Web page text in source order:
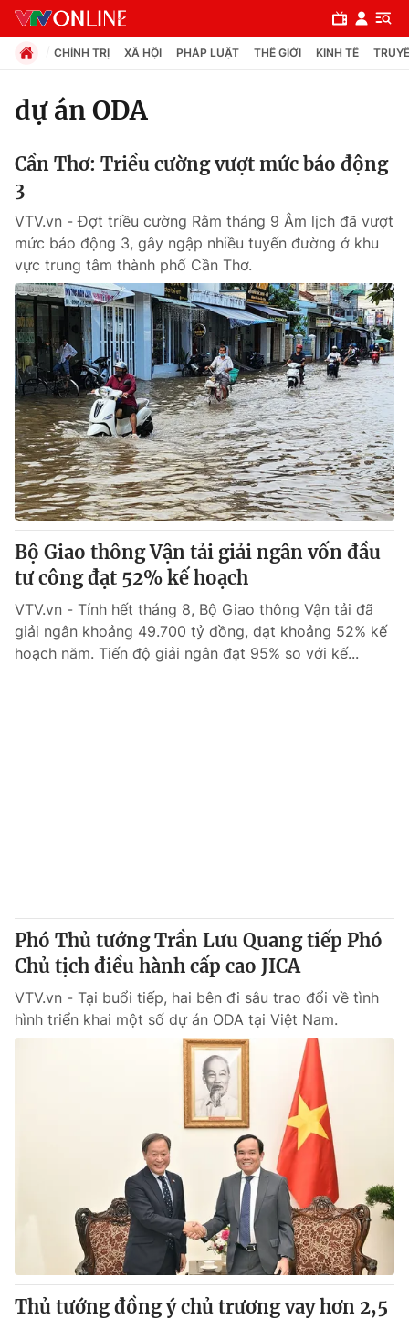
Chuyên mục
Chính trị
Xã hội
Pháp luật
Y tế
Thế giới
Tin tức
Thế giới đó đây
Câu chuyện quốc tế
Kinh tế
Tài chính
Thị trường
Góc doanh nghiệp
Dữ liệu và đời sống
Truyền hình
Phim VTV
Hậu trường
Nhân vật
Giải trí
Điện ảnh
Đời sống
Chuyên mục khác
Emagazine Podcast
Photo Infographic
Shorts video
VTV Thể thao
Bất động sản
Thị trường 24h Tấm lòng Việt
VTV4 Vươn mình bằng AI
CHÍNH TRỊ XÃ HỘI PHÁP LUẬT THẾ GIỚI KINH TẾ
dự án ODA
Cần Thơ: Triều cường vượt mức báo động
3
VTV.vn - Đợt triều cường Rằm tháng 9 Âm lịch đã vượt
mức báo động 3, gây ngập nhiều tuyến đường ở khu
vực trung tâm thành phố Cần Thơ.
Bộ Giao thông Vận tải giải ngân vốn đầu
tư công đạt 52% kế hoạch
VTV.vn - Tính hết tháng 8, Bộ Giao thông Vận tải đã
giải ngân khoảng 49.700 tỷ đồng, đạt khoảng 52% kế
hoạch năm. Tiến độ giải ngân đạt 95% so với kế...
Phó Thủ tướng Trần Lưu Quang tiếp Phó
Chủ tịch điều hành cấp cao JICA
VTV.vn - Tại buổi tiếp, hai bên đi sâu trao đổi về tình
hình triển khai một số dự án ODA tại Việt Nam.
Thủ tướng đồng ý chủ trương vay hơn 2,5